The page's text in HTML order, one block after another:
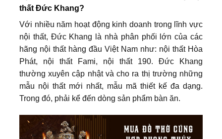
thất Đức Khang?
Với nhiều năm hoạt động kinh doanh trong lĩnh vực
nội thất, Đức Khang là nhà phân phối lớn của các
hãng nội thất hàng đầu Việt Nam như: nội thất Hòa
Phát, nội thất Fami, nội thất 190. Đức Khang
thường xuyên cập nhật và cho ra thị trường những
mẫu nội thất mới nhất, mẫu mã thiết kế đa dạng.
Trong đó, phải kể đến dòng sản phẩm bàn ăn.